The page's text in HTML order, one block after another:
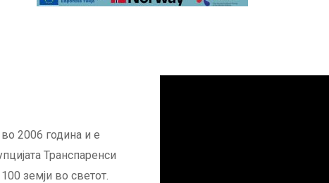
2006 година и е
Транспаренси
земји во светот.